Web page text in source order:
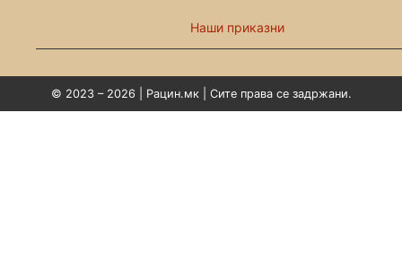
Наши приказни
© 2023 – 2026 | Рацин.мк | Сите права се задржани.